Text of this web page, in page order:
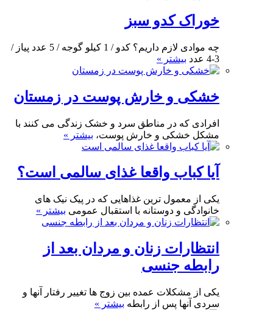
خوراک کدو سبز
چه موادی لازم داریم؟ کدو / 1 کیلو گوجه / 5 عدد پیاز /
3-4 عدد
بیشتر »
خشکی و خارش پوست در زمستان
افرادی که در مناطق سرد و خشک زندگی می کنند با
مشکل خشکی و خارش پوست، بیشتر »
آیا کباب واقعا غذای سالمی است؟
یکی از معمول ترین غذاهایی که در پیک نیک های
خانوادگی و دوستانه با استقبال عمومی بیشتر »
انتظارات زنان و مردان بعد از
رابطه جنسی
یکی از مشکلات عمده بین زوج ها تغییر رفتار آنها و
سردی آنها پس از رابطه بیشتر »